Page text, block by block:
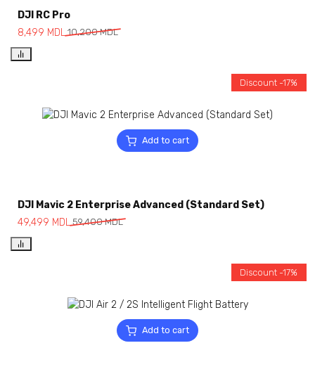
DJI RC Pro
10,200MDL
8,499 MDL
Add to cart
Discount -17%
DJI Mavic 2 Enterprise Advanced (Standard Set)
59,400MDL
49,499 MDL
Add to cart
Discount -17%